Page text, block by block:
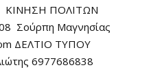
ΚΙΝΗΣΗ ΠΟΛΙΤΩΝ
Σούρπη Μαγνησίας
ΔΕΛΤΙΟ ΤΥΠΟΥ
6977686838